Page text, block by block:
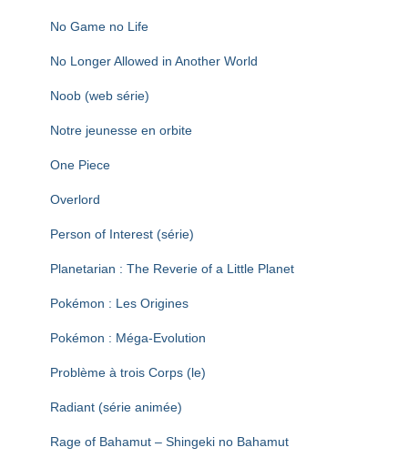
No Game no Life
No Longer Allowed in Another World
Noob (web série)
Notre jeunesse en orbite
One Piece
Overlord
Person of Interest (série)
Planetarian : The Reverie of a Little Planet
Pokémon : Les Origines
Pokémon : Méga-Evolution
Problème à trois Corps (le)
Radiant (série animée)
Rage of Bahamut – Shingeki no Bahamut